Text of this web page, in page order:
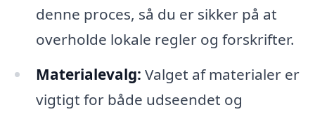
denne proces, så du er sikker på at
overholde lokale regler og forskrifter.
Materialevalg: Valget af materialer er
vigtigt for både udseendet og